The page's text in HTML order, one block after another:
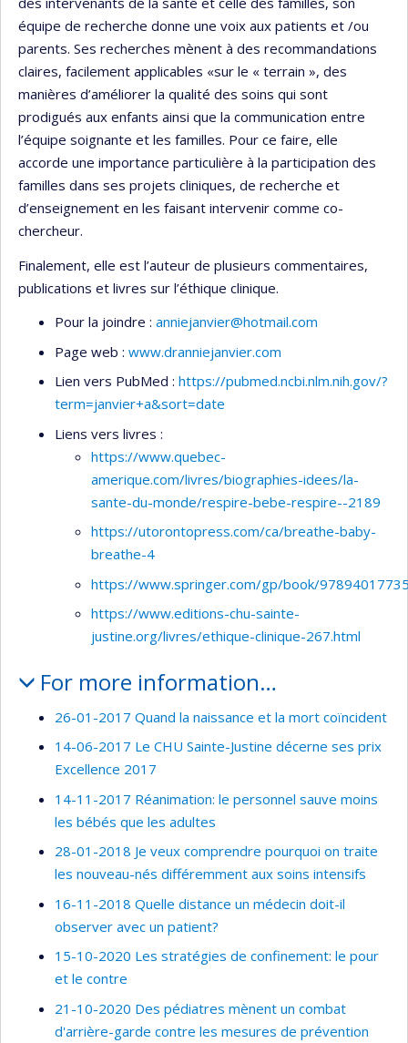
équipe de recherche donne une voix aux patients et /ou
parents. Ses recherches mènent à des recommandations
claires, facilement applicables «sur le « terrain », des
manières d’améliorer la qualité des soins qui sont
prodigués aux enfants ainsi que la communication entre
l’équipe soignante et les familles. Pour ce faire, elle
accorde une importance particulière à la participation des
familles dans ses projets cliniques, de recherche et
d’enseignement en les faisant intervenir comme co-
chercheur.
Finalement, elle est l’auteur de plusieurs commentaires,
publications et livres sur l’éthique clinique.
Pour la joindre : anniejanvier@hotmail.com
Page web : www.dranniejanvier.com
Lien vers PubMed : https://pubmed.ncbi.nlm.nih.gov/?
term=janvier+a&sort=date
Liens vers livres :
https://www.quebec-
amerique.com/livres/biographies-idees/la-
sante-du-monde/respire-bebe-respire--2189
https://utorontopress.com/ca/breathe-baby-
breathe-4
https://www.springer.com/gp/book/
https://www.editions-chu-sainte-
justine.org/livres/ethique-clinique-267.html
For more information…
26-01-2017 Quand la naissance et la mort coïncident
14-06-2017 Le CHU Sainte-Justine décerne ses prix
Excellence 2017
14-11-2017 Réanimation: le personnel sauve moins
les bébés que les adultes
28-01-2018 Je veux comprendre pourquoi on traite
les nouveau-nés différemment aux soins intensifs
16-11-2018 Quelle distance un médecin doit-il
observer avec un patient?
15-10-2020 Les stratégies de confinement: le pour
et le contre
21-10-2020 Des pédiatres mènent un combat
d'arrière-garde contre les mesures de prévention